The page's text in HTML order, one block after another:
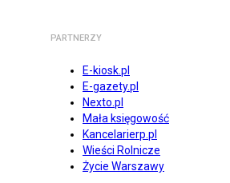
PARTNERZY
E-kiosk.pl
E-gazety.pl
Nexto.pl
Mała księgowość
Kancelarierp.pl
Wieści Rolnicze
Życie Warszawy